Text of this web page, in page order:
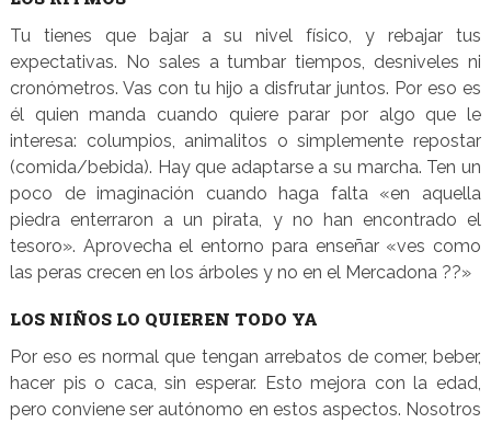
Tu tienes que bajar a su nivel físico, y rebajar tus
expectativas. No sales a tumbar tiempos, desniveles ni
cronómetros. Vas con tu hijo a disfrutar juntos. Por eso es
él quien manda cuando quiere parar por algo que le
interesa: columpios, animalitos o simplemente repostar
(comida/bebida). Hay que adaptarse a su marcha. Ten un
poco de imaginación cuando haga falta «en aquella
piedra enterraron a un pirata, y no han encontrado el
tesoro». Aprovecha el entorno para enseñar «ves como
las peras crecen en los árboles y no en el Mercadona ??»
LOS NIÑOS LO QUIEREN TODO YA
Por eso es normal que tengan arrebatos de comer, beber,
hacer pis o caca, sin esperar. Esto mejora con la edad,
pero conviene ser autónomo en estos aspectos. Nosotros